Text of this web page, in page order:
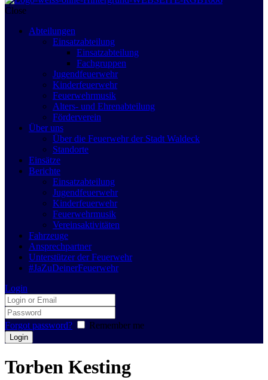
Close
Abteilungen
Einsatzabteilung
Einsatzabteilung
Fachgruppen
Jugendfeuerwehr
Kinderfeuerwehr
Feuerwehrmusik
Alters- und Ehrenabteilung
Förderverein
Über uns
Über die Feuerwehr der Stadt Waldeck
Standorte
Einsätze
Berichte
Einsatzabteilung
Jugendfeuerwehr
Kinderfeuerwehr
Feuerwehrmusik
Vereinsaktivitäten
Fahrzeuge
Ansprechpartner
Unterstützer der Feuerwehr
#JaZuDeinerFeuerwehr
Login
Forgot password? Remember me
Torben Kesting